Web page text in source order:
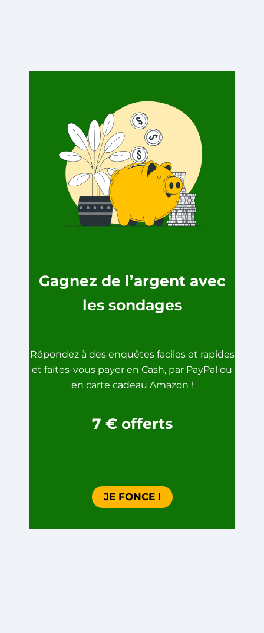
Gagnez de l’argent avec
les sondages
Répondez à des enquêtes faciles et rapides
et faites-vous payer en Cash, par PayPal ou
en carte cadeau Amazon !
7 € offerts
JE FONCE !